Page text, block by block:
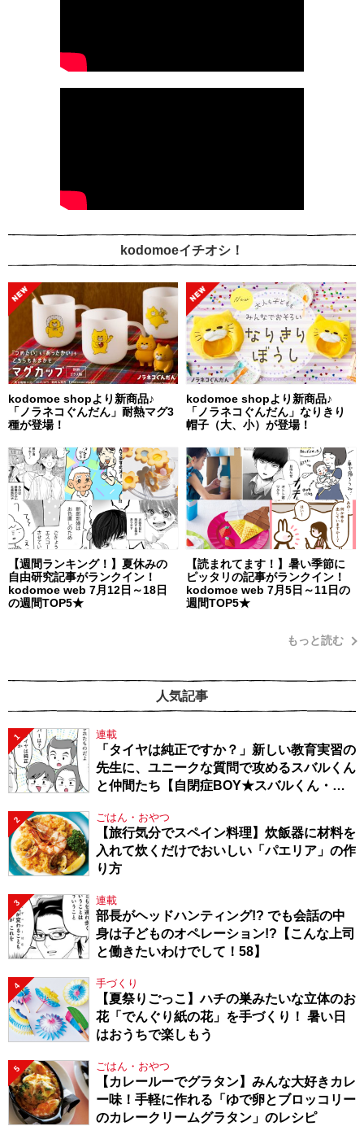
kodomoeイチオシ！
kodomoe shopより新商品♪
「ノラネコぐんだん」耐熱マグ3
種が登場！
kodomoe shopより新商品♪
「ノラネコぐんだん」なりきり
帽子（大、小）が登場！
【週間ランキング！】夏休みの
自由研究記事がランクイン！
kodomoe web 7月12日～18日
の週間TOP5★
【読まれてます！】暑い季節に
ピッタリの記事がランクイン！
kodomoe web 7月5日～11日の
週間TOP5★
もっと読む
人気記事
1 連載
「タイヤは純正ですか？」新しい教育実習の
先生に、ユニークな質問で攻めるスバルくん
と仲間たち【自閉症BOY★スバルくん・
2 ごはん・おやつ
【旅行気分でスペイン料理】炊飯器に材料を
入れて炊くだけでおいしい「パエリア」の作
り方
3 連載
部長がヘッドハンティング!? でも会話の中
身は子どものオペレーション!?【こんな上司
と働きたいわけでして！58】
4 手づくり
【夏祭りごっこ】ハチの巣みたいな立体のお
花「でんぐり紙の花」を手づくり！ 暑い日
はおうちで楽しもう
5 ごはん・おやつ
【カレールーでグラタン】みんな大好きカレ
ー味！手軽に作れる「ゆで卵とブロッコリー
のカレークリームグラタン」のレシピ